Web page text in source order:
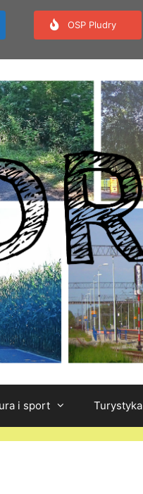
OSP Pludry
i sport Turystyka